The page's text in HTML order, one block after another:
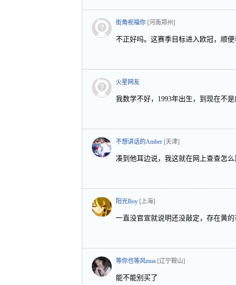
街角祝福你 [河南郑州]
不正好吗。这赛季目标进入欧冠，顺便
火星网友
我数学不好，1993年出生，到现在不
不想讲话的Amber [天津]
凑到他耳边说，我这就在网上查查怎
阳光Boy [上海]
一直没官宣就说明还没敲定，存在黄的
等你也等风mua [辽宁鞍山]
能不能别买了